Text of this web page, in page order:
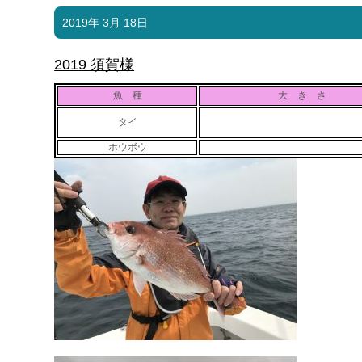
2019年 3月 18日
2019 須賀様
魚 種 大 き さ
タイ
ホウボウ